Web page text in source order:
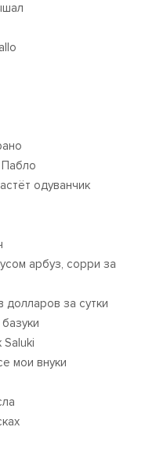
Пабло
одуванчик
арбуз, сорри за
за сутки
Saluki
мои внуки